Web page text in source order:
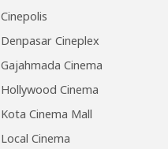
Cinepolis
Denpasar Cineplex
Gajahmada Cinema
Hollywood Cinema
Kota Cinema Mall
Local Cinema